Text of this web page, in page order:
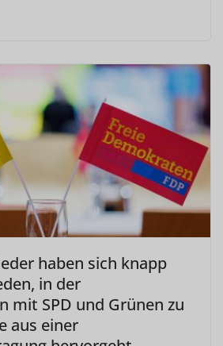
haben sich knapp
in der
mit SPD und Grünen zu
aus einer